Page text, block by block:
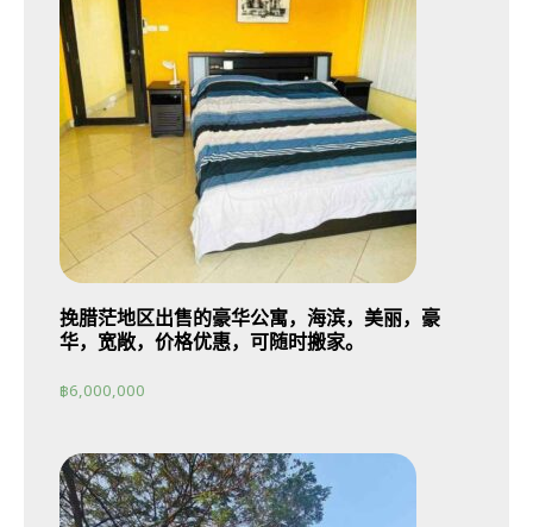
挽腊茫地区出售的豪华公寓，海滨，美丽，豪
华，宽敞，价格优惠，可随时搬家。
฿6,000,000